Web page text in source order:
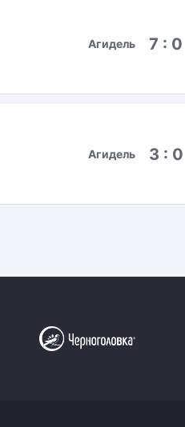
Агидель 7 : 0
Агидель 3 : 0